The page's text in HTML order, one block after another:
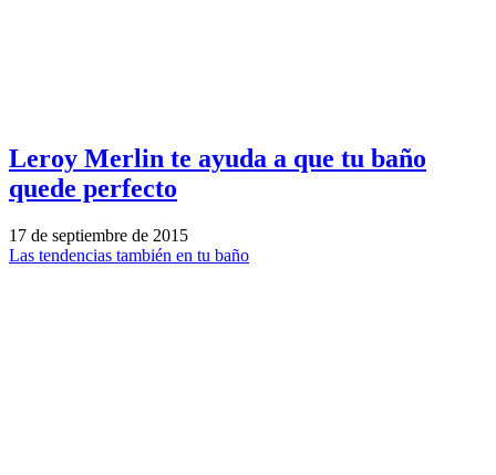
Leroy Merlin te ayuda a que tu baño
quede perfecto
17 de septiembre de 2015
Las tendencias también en tu baño